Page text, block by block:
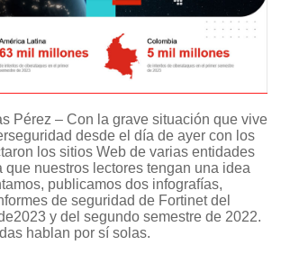
Pérez – Con la grave situación que vive
desde el día de ayer con los
los sitios Web de varias entidades
que nuestros lectores tengan una idea
publicamos dos infografías,
de seguridad de Fortinet del
y del segundo semestre de 2022.
hablan por sí solas.